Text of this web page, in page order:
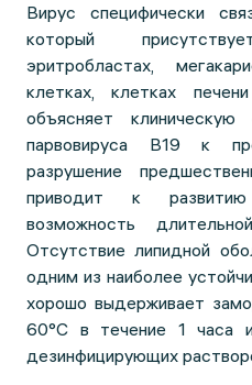
Вирус специфически
который
эритробластах,
клетках, клетках
объясняет клиническую
парвовируса В19 к
разрушение
приводит к
возможность
Отсутствие липидной
одним из наиболее
хорошо выдерживает
60°С в течение 1 часа
дезинфицирующих